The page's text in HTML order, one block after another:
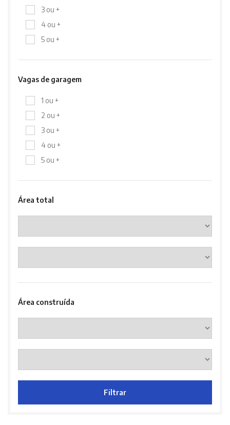
3 ou +
4 ou +
5 ou +
Vagas de garagem
1 ou +
2 ou +
3 ou +
4 ou +
5 ou +
Área total
Área construída
Filtrar